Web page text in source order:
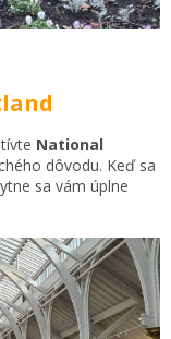
National
dôvodu. Keď sa
sa vám úplne